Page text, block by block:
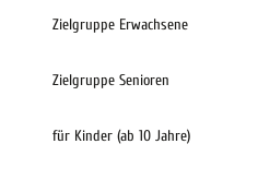
Zielgruppe Erwachsene
Zielgruppe Senioren
für Kinder (ab 10 Jahre)